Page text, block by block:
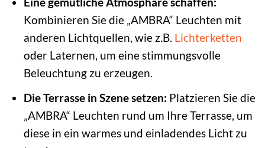
Kombinieren Sie die „AMBRA“ Leuchten mit
anderen Lichtquellen, wie z.B. Lichterketten
oder Laternen, um eine stimmungsvolle
Beleuchtung zu erzeugen.
Die Terrasse in Szene setzen: Platzieren Sie die
„AMBRA“ Leuchten rund um Ihre Terrasse, um
diese in ein warmes und einladendes Licht zu